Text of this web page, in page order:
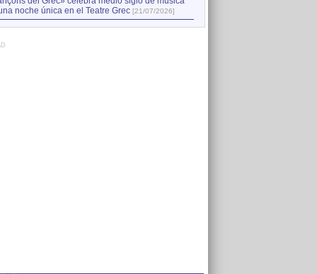
noche única en el Teatre Grec [21/07/2026]